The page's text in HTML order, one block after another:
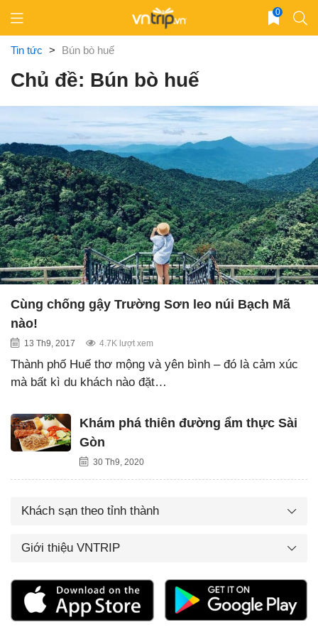
content
0
Tin tức > Bún bò huế
Chủ đề: Bún bò huế
Cùng chống gậy Trường Sơn leo núi Bạch Mã
nào!
13 Th9, 2017 4.7K lượt xem
Thành phố Huế thơ mộng và yên bình – đó là cảm xúc
mà bất kì du khách nào đặt…
Khám phá thiên đường ẩm thực Sài
Gòn
30 Th9, 2020
Khách sạn theo tỉnh thành
Giới thiệu VNTRIP